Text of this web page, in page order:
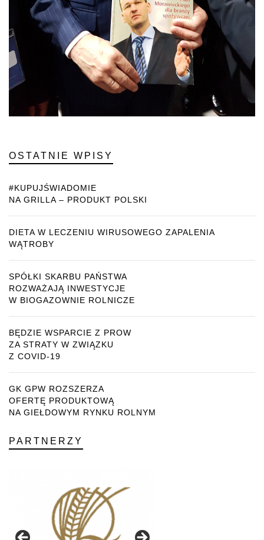
OSTATNIE WPISY
#KUPUJŚWIADOMIE
NA GRILLA – PRODUKT POLSKI
DIETA W LECZENIU WIRUSOWEGO ZAPALENIA
WĄTROBY
SPÓŁKI SKARBU PAŃSTWA
ROZWAŻAJĄ INWESTYCJE
W BIOGAZOWNIE ROLNICZE
BĘDZIE WSPARCIE Z PROW
ZA STRATY W ZWIĄZKU
Z COVID-19
GK GPW ROZSZERZA
OFERTĘ PRODUKTOWĄ
NA GIEŁDOWYM RYNKU ROLNYM
PARTNERZY